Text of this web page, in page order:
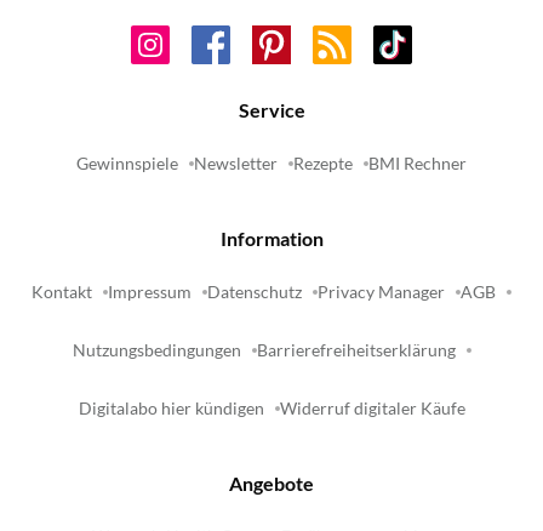
Service
Gewinnspiele Newsletter Rezepte BMI Rechner
Information
Kontakt Impressum Datenschutz Privacy Manager AGB
Nutzungsbedingungen Barrierefreiheitserklärung
Digitalabo hier kündigen Widerruf digitaler Käufe
Angebote